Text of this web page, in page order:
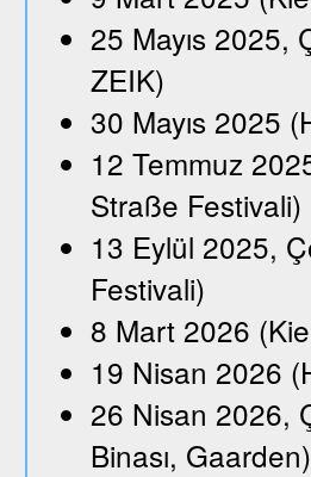
25 Mayıs 2025,
ZEIK)
30 Mayıs 2025
12 Temmuz
Straße Festivali)
13 Eylül 2025,
Festivali)
8 Mart 2026
19 Nisan 2026
26 Nisan 2026,
Binası, Gaarden)